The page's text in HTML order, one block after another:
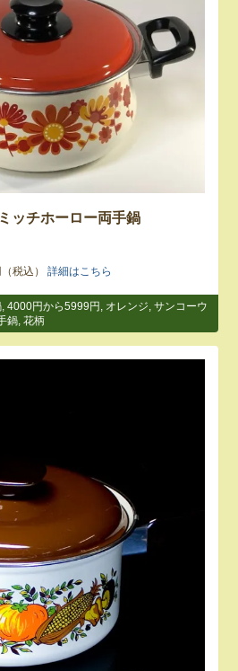
ッチホーロー両手鍋
税込）詳細はこちら
,4000円から5999円 , オレンジ,サンコーウ
鍋,花柄